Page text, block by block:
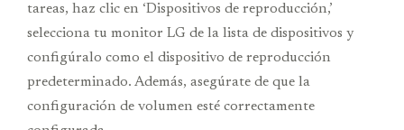
tareas, haz clic en ‘Dispositivos de reproducción,’
selecciona tu monitor LG de la lista de dispositivos y
configúralo como el dispositivo de reproducción
predeterminado. Además, asegúrate de que la
configuración de volumen esté correctamente